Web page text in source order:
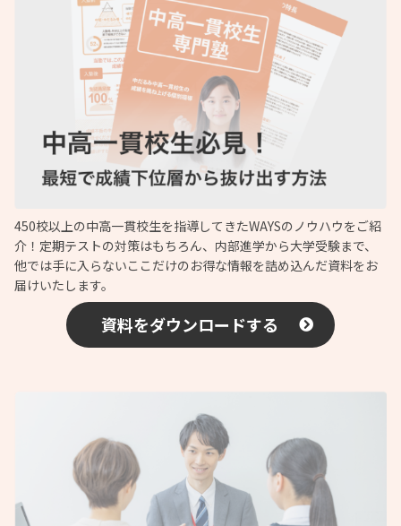
450校以上の中高一貫校生を指導してきたWAYSのノウハウをご紹
介！定期テストの対策はもちろん、内部進学から大学受験まで、
他では手に入らないここだけのお得な情報を詰め込んだ資料をお
届けいたします。
資料をダウンロードする